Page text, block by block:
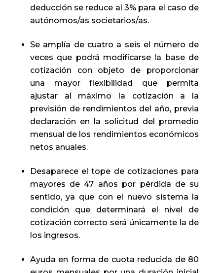
deducción se reduce al 3% para el caso de
autónomos/as societarios/as.
Se amplía de cuatro a seis el número de
veces que podrá modificarse la base de
cotización con objeto de proporcionar
una mayor flexibilidad que permita
ajustar al máximo la cotización a la
previsión de rendimientos del año, previa
declaración en la solicitud del promedio
mensual de los rendimientos económicos
netos anuales.
Desaparece el tope de cotizaciones para
mayores de 47 años por pérdida de su
sentido, ya que con el nuevo sistema la
condición que determinará el nivel de
cotización correcto será únicamente la de
los ingresos.
Ayuda en forma de cuota reducida de 80